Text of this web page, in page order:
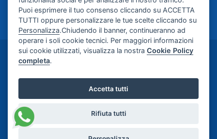
Puoi esprimere il tuo consenso cliccando su ACCETTA
TUTTI oppure personalizzare le tue scelte cliccando su
Personalizza.Chiudendo il banner, continueranno ad
operare i soli cookie tecnici. Per maggiori informazioni
sui cookie utilizzati, visualizza la nostraCookie Policy
completa.
Accetta tutti
Rifiuta tutti
©2024-2026 Casa di Cura Maria Rosaria S.p.A. -